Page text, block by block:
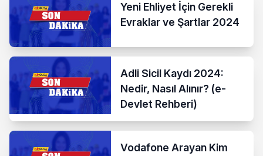
Yeni Ehliyet İçin Gerekli
Evraklar ve Şartlar 2024
Adli Sicil Kaydı 2024:
Nedir, Nasıl Alınır? (e-
Devlet Rehberi)
Vodafone Arayan Kim